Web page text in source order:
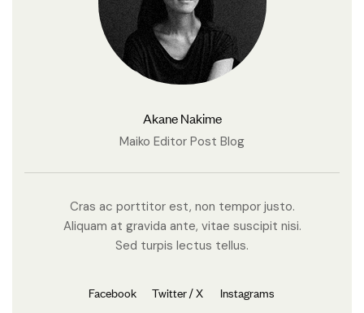
Akane Nakime
Maiko Editor Post Blog
Cras ac porttitor est, non tempor justo.
Aliquam at gravida ante, vitae suscipit nisi.
Sed turpis lectus tellus.
Facebook Twitter / X Instagrams